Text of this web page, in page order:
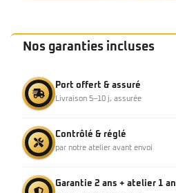
Nos garanties incluses
Port offert & assuré
Livraison 5–10 j, assurée
Contrôlé & réglé
par notre atelier avant envoi
Garantie 2 ans + atelier 1 an